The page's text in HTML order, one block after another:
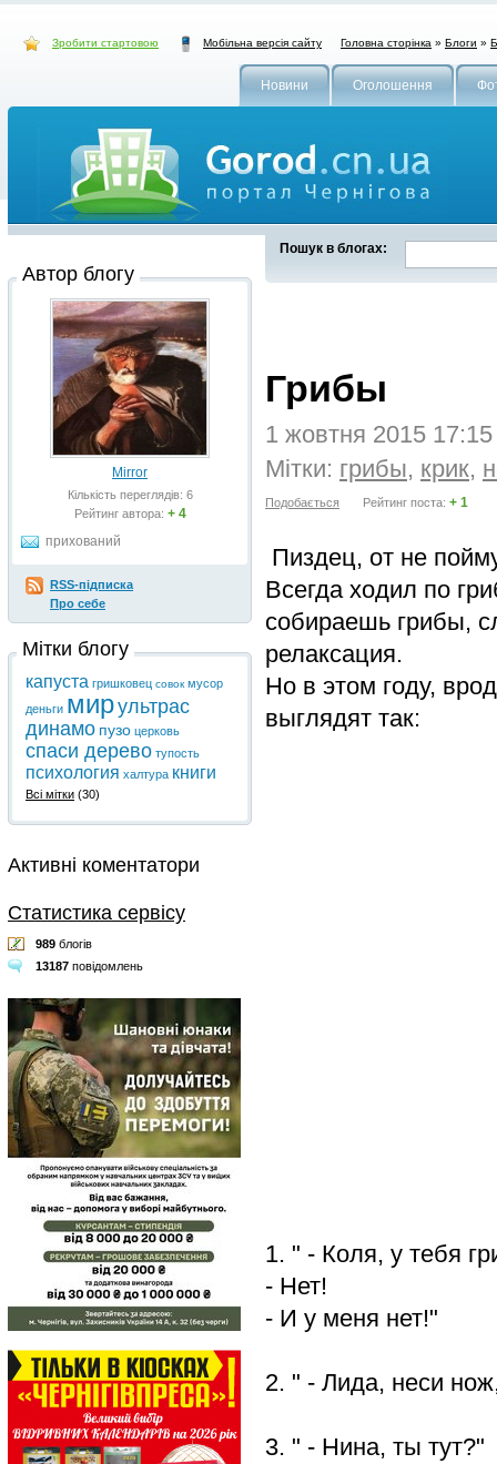
Зробити стартовою Мобільна версія сайту Головна сторінка » Блоги »
Новини Оголошення
Пошук в блогах:
Грибы
1 жовтня 2015
Мітки: грибы, крик,
Подобається Рейтинг поста: + 1
Пиздец, от не
Всегда ходил по
собираешь грибы,
релаксация.
Но в этом году,
выглядят так:
1. " - Коля, у тебя
- Нет!
- И у меня нет!"
2. " - Лида, неси
3. " - Нина, ты тут?"
Автор блогу
Mirror
Кількість переглядів: 6
Рейтинг автора: + 4
прихований
RSS-підписка
Про себе
Мітки блогу
капуста гришковец совок мусор
деньги мирультрас
динамо пузо церковь
спаси дерево тупость
психология халтура книги
Всі мітки (30)
Активні коментатори
Статистика сервісу
989 блогів
13187 повідомлень